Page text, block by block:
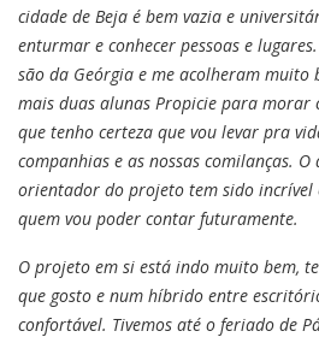
cidade de Beja é bem vazia e
enturmar e conhecer pessoas e
são da Geórgia e me acolheram muito
mais duas alunas Propicie para morar
que tenho certeza que vou levar pra
companhias e as nossas comilanças.
orientador do projeto tem sido incrível
quem vou poder contar futuramente.
O projeto em si está indo muito bem,
que gosto e num híbrido entre
confortável. Tivemos até o feriado de